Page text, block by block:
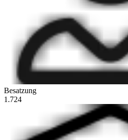
Besatzung
1.724